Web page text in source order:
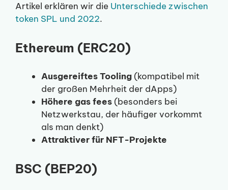
Artikel erklären wir die Unterschiede zwischen
token SPL und 2022.
Ethereum (ERC20)
Ausgereiftes Tooling (kompatibel mit
der großen Mehrheit der dApps)
Höhere gas fees (besonders bei
Netzwerkstau, der häufiger vorkommt
als man denkt)
Attraktiver für NFT-Projekte
BSC (BEP20)